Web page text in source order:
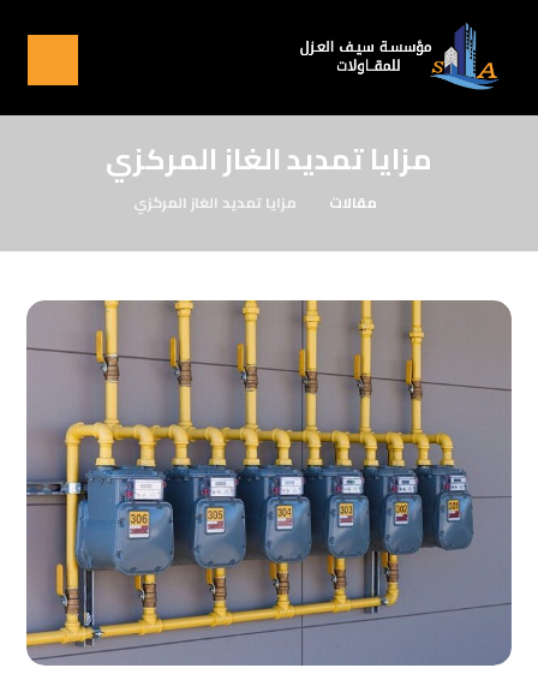
مزايا تمديد الغاز المركزي
مقالات مزايا تمديد الغاز المركزي